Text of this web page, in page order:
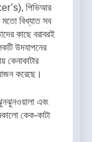
পিভিআর
বিখ্যাত সব
কাছে বরাবরই
উদযাপনের
কেনাকাটার
করেছে।
এবং
কেক-কাটা